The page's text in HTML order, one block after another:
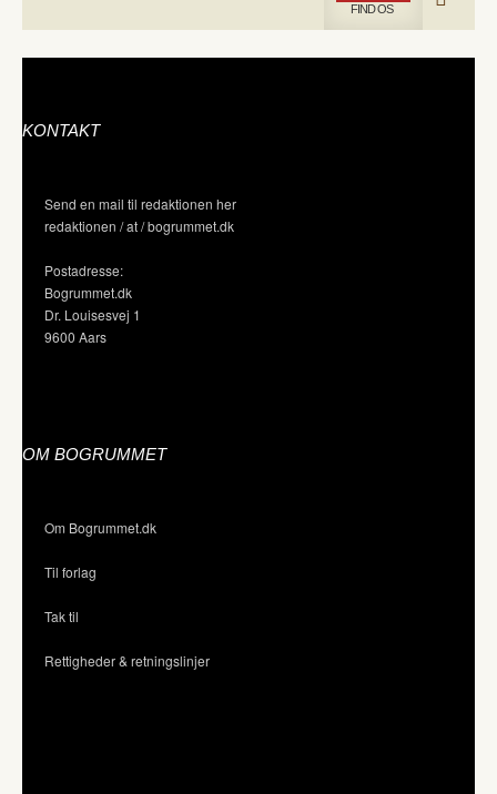
FIND OS
KONTAKT
Send en mail til redaktionen her
redaktionen / at / bogrummet.dk
Postadresse:
Bogrummet.dk
Dr. Louisesvej 1
9600 Aars
OM BOGRUMMET
Om Bogrummet.dk
Til forlag
Tak til
Rettigheder & retningslinjer